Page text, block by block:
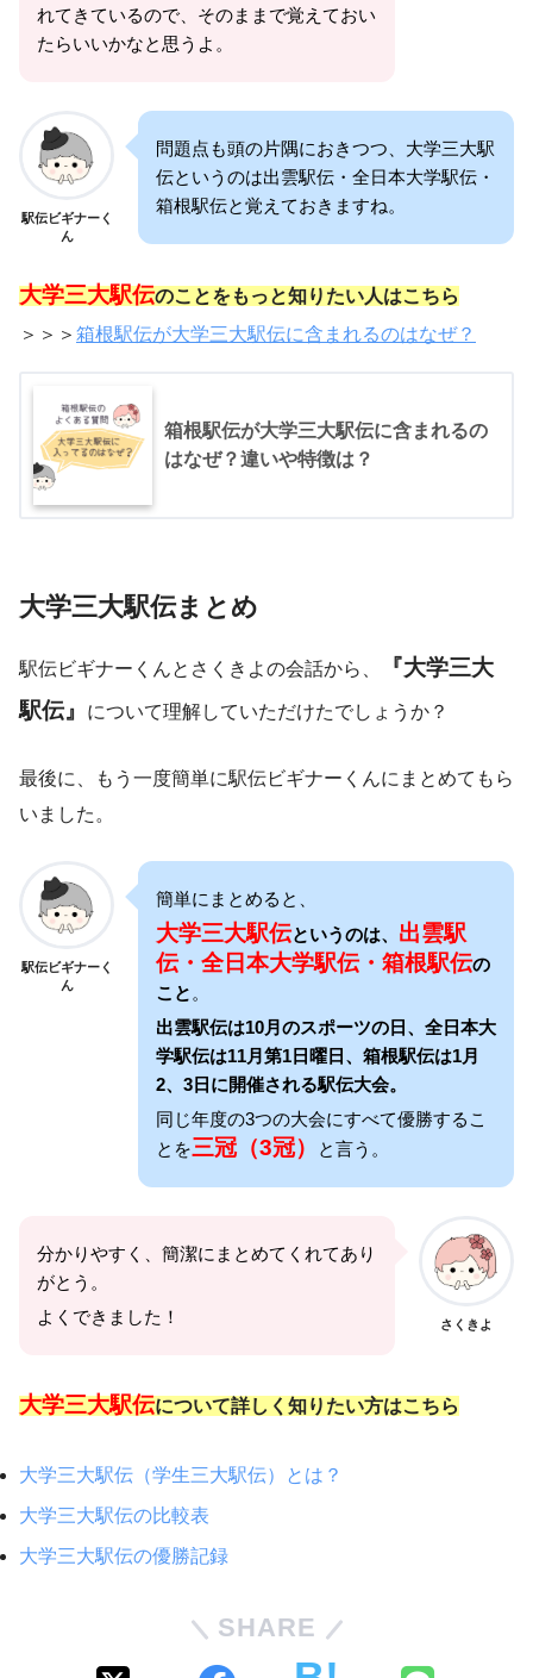
れてきているので、そのままで覚えておい
たらいいかなと思うよ。
駅伝ビギナーく
ん
問題点も頭の片隅におきつつ、大学三大駅
伝というのは出雲駅伝・全日本大学駅伝・
箱根駅伝と覚えておきますね。
大学三大駅伝のことをもっと知りたい人はこちら
＞＞＞ 箱根駅伝が大学三大駅伝に含まれるのはなぜ？
箱根駅伝が大学三大駅伝に含まれるの
はなぜ？違いや特徴は？
大学三大駅伝まとめ
駅伝ビギナーくんとさくきよの会話から、
『大学三大
駅伝』
について理解していただけたでしょうか？
最後に、もう一度簡単に駅伝ビギナーくんにまとめてもら
いました。
駅伝ビギナーく
ん
簡単にまとめると、
大学三大駅伝というのは、 出雲駅
伝・全日本大学駅伝・箱根駅伝の
こと 。
出雲駅伝は10月のスポーツの日、全日本大
学駅伝は11月第1日曜日、箱根駅伝は1月
2、3日に開催される駅伝大会。
同じ年度の3つの大会にすべて優勝するこ
とを三冠（3冠） と言う。
分かりやすく、簡潔にまとめてくれてあり
がとう。
よくできました！
さくきよ
大学三大駅伝について詳しく知りたい方はこちら
大学三大駅伝（学生三大駅伝）とは？
大学三大駅伝の比較表
大学三大駅伝の優勝記録
SHARE